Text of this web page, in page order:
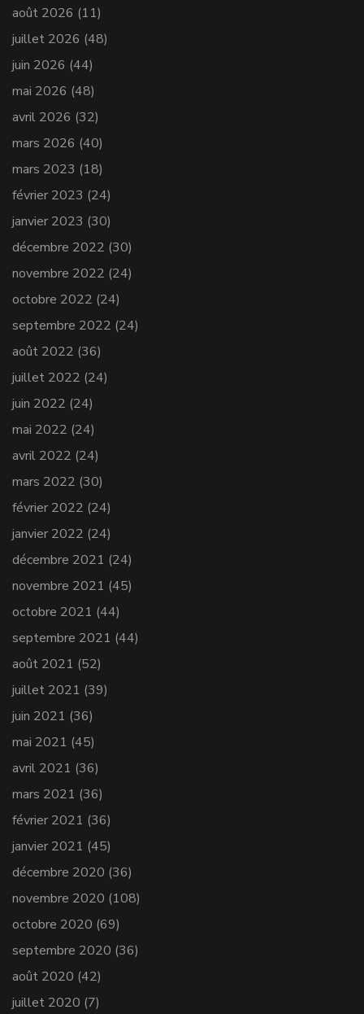
août 2026 (11)
juillet 2026 (48)
juin 2026 (44)
mai 2026 (48)
avril 2026 (32)
mars 2026 (40)
mars 2023 (18)
février 2023 (24)
janvier 2023 (30)
décembre 2022 (30)
novembre 2022 (24)
octobre 2022 (24)
septembre 2022 (24)
août 2022 (36)
juillet 2022 (24)
juin 2022 (24)
mai 2022 (24)
avril 2022 (24)
mars 2022 (30)
février 2022 (24)
janvier 2022 (24)
décembre 2021 (24)
novembre 2021 (45)
octobre 2021 (44)
septembre 2021 (44)
août 2021 (52)
juillet 2021 (39)
juin 2021 (36)
mai 2021 (45)
avril 2021 (36)
mars 2021 (36)
février 2021 (36)
janvier 2021 (45)
décembre 2020 (36)
novembre 2020 (108)
octobre 2020 (69)
septembre 2020 (36)
août 2020 (42)
juillet 2020 (7)